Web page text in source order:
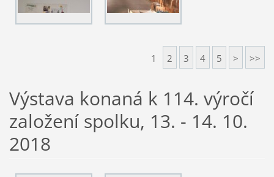
1 2 3 4 5 > >>
Výstava konaná k 114. výročí
založení spolku, 13. - 14. 10.
2018